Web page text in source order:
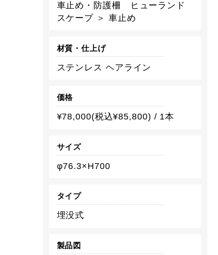
車止め・防護柵 ヒューランド
スケープ ＞ 車止め
材質・仕上げ
ステンレス ヘアライン
価格
¥78,000(税込¥85,800) / 1本
サイズ
φ76.3×H700
タイプ
埋没式
製品図